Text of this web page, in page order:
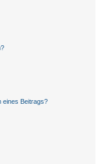
eines Beitrags?